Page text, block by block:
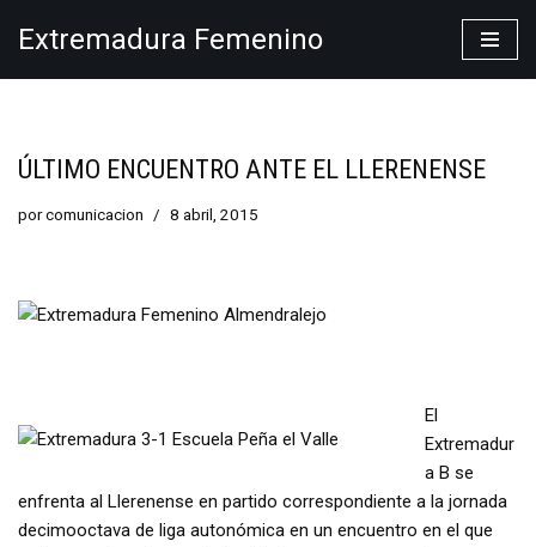
Extremadura Femenino
ÚLTIMO ENCUENTRO ANTE EL LLERENENSE
porcomunicacion 8 abril, 2015
El
Extremadur
a B se
enfrenta al Llerenense en partido correspondiente a la jornada
decimooctava de liga autonómica en un encuentro en el que